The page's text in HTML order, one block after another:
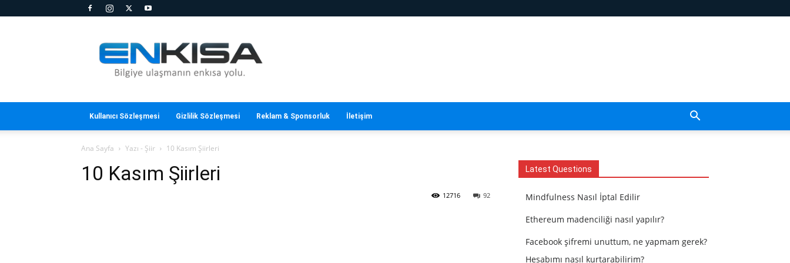
Kısa
Kullanıcı Sözleşmesi Gizlilik Sözleşmesi Reklam & Sponsorluk İletişim
Ana Sayfa Yazı - Şiir 10 Kasım Şiirleri
10 Kasım Şiirleri
92
12716
Latest Questions
Mindfulness Nasıl İptal Edilir
Ethereum madenciliği nasıl yapılır?
Facebook şifremi unuttum, ne yapmam gerek?
Hesabımı nasıl kurtarabilirim?